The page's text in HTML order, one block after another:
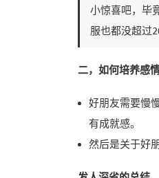
小惊喜吧，毕
服也都没超过
二，如何培养感
好朋友需要慢
有成就感。
然后是关于好